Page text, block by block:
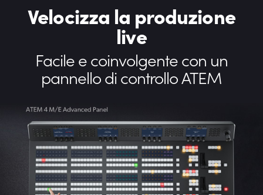
Velocizza la produzione
live
Facile e coinvolgente con un
pannello di controllo ATEM